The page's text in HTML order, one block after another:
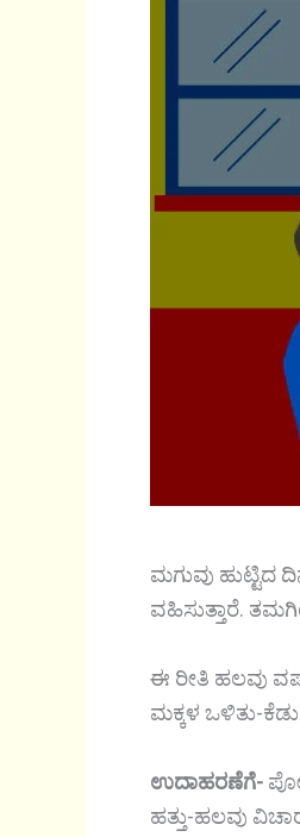
ಮಗುವು ಹುಟ್ಟಿದ
ವಹಿಸುತ್ತಾರೆ.
ಈ ರೀತಿ ಹಲವು
ಮಕ್ಕಳ ಒಳಿತು-
ಉದಾಹರಣೆಗೆ-
ಹತ್ತು-ಹಲವು